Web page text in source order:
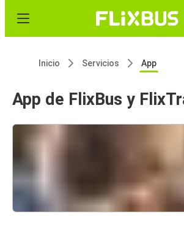
Inicio Servicios App
App de FlixBus y